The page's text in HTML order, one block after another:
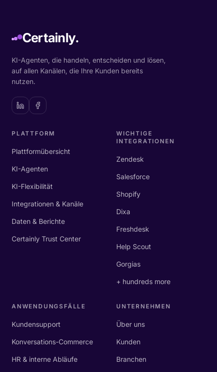
Certainly.
KI-Agenten, die handeln, entscheiden und lösen,
auf allen Kanälen, die Ihre Kunden bereits
nutzen.
PLATTFORM
Plattformübersicht
KI-Agenten
KI-Flexibilität
Integrationen & Kanäle
Daten & Berichte
Certainly Trust Center
WICHTIGE
INTEGRATIONEN
Zendesk
Salesforce
Shopify
Dixa
Freshdesk
Help Scout
Gorgias
+ hundreds more
ANWENDUNGSFÄLLE
Kundensupport
Konversations-Commerce
HR & interne Abläufe
UNTERNEHMEN
Über uns
Kunden
Branchen